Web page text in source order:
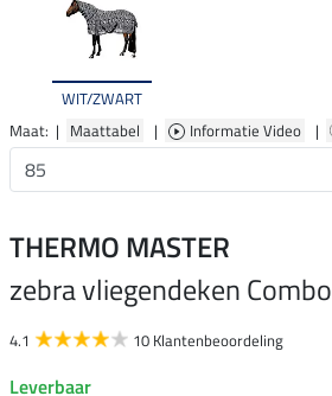
WIT/ZWART
Maat: | Maattabel | Informatie Video |
THERMO MASTER
zebra vliegendeken Combo
4.1 10 Klantenbeoordeling
Leverbaar